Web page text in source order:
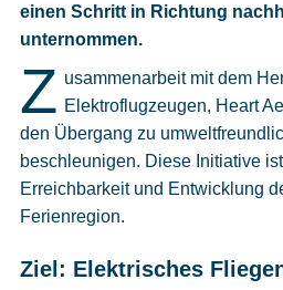
einen Schritt in Richtung
unternommen.
Z usammenarbeit mit dem
Elektroflugzeugen, Heart
den Übergang zu
beschleunigen. Diese Initiative
Erreichbarkeit und Entwicklung
Ferienregion.
Ziel: Elektrisches